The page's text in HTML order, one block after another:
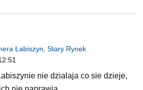
Łabiszyn, Stary Rynek
nie dzialaja co sie dzieje,